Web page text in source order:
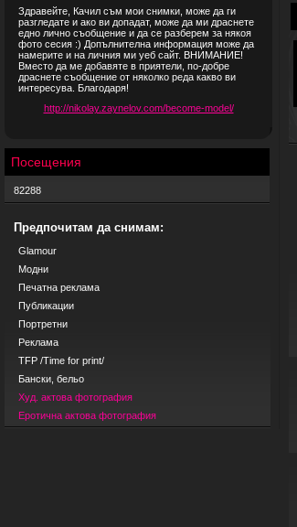
Здравейте, Качил съм мои снимки, може да ги
разгледате и ако ви допадат, може да ми драснете
едно лично съобщение и да се разберем за някоя
фото сесия :) Допълнителна информация може да
намерите и на личния ми уеб сайт. ВНИМАНИЕ!
Вместо да ме добавяте в приятели, по-добре
драснете съобщение от няколко реда какво ви
интересува. Благодаря!
http://nikolay.zaynelov.com/become-model/
Посещения
82288
Предпочитам да снимам:
Glamour
Модни
Печатна реклама
Публикации
Портретни
Реклама
TFP /Time for print/
Бански, бельо
Худ. актова фотография
Еротична актова фотография